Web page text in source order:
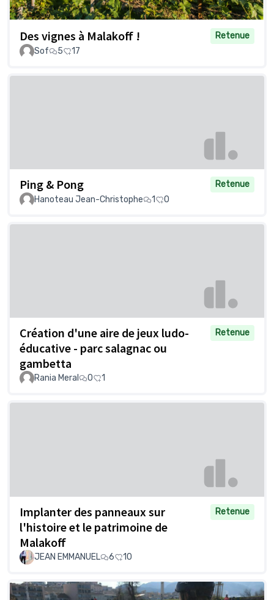
Des vignes à Malakoff !
Retenue
Sof
5 17
Ping & Pong
Retenue
Hanoteau Jean-Christophe
1 0
Création d'une aire de jeux ludo-
éducative - parc salagnac ou
gambetta
Retenue
Rania Meral 0 1
Implanter des panneaux sur
l'histoire et le patrimoine de
Malakoff
Retenue
JEAN EMMANUEL 6 10